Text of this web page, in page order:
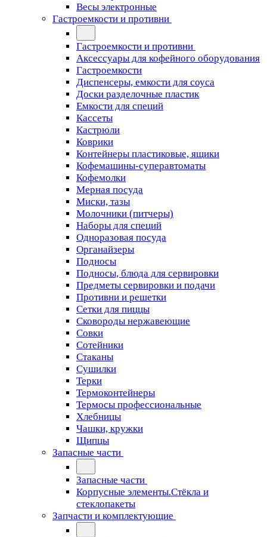
Весы электронные
Гастроемкости и противни
Гастроемкости и противни
Аксессуары для кофейного оборудования
Гастроемкости
Диспенсеры, емкости для соуса
Доски разделочные пластик
Емкости для специй
Кассеты
Кастрюли
Коврики
Контейнеры пластиковые, ящики
Кофемашины-суперавтоматы
Кофемолки
Мерная посуда
Миски, тазы
Молочники (питчеры)
Наборы для специй
Одноразовая посуда
Органайзеры
Подносы
Подносы, блюда для сервировки
Предметы сервировки и подачи
Противни и решетки
Сетки для пиццы
Сковороды нержавеющие
Совки
Сотейники
Стаканы
Сушилки
Терки
Термоконтейнеры
Термосы профессиональные
Хлебницы
Чашки, кружки
Щипцы
Запасные части
Запасные части
Корпусные элементы.Стёкла и
стеклопакеты
Запчасти и комплектующие